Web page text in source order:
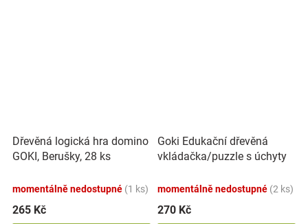
Dřevěná logická hra domino
GOKI, Berušky, 28 ks
momentálně nedostupné (1 ks)
265 Kč
Goki Edukační dřevěná
vkládačka/puzzle s úchyty
momentálně nedostupné (2 ks)
270 Kč